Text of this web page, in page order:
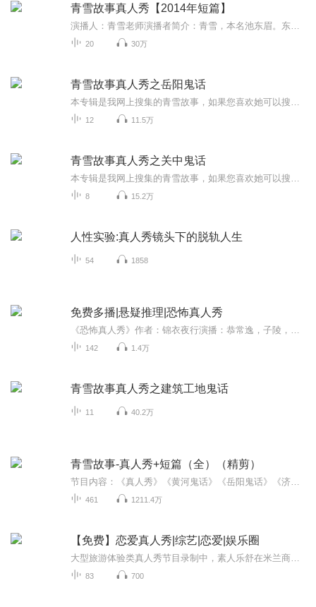
青雪故事真人秀【2014年短篇】
20 30万
青雪故事真人秀之岳阳鬼话
12 11.5万
青雪故事真人秀之关中鬼话
8 15.2万
人性实验:真人秀镜头下的脱轨人生
54 1858
免费多播|悬疑推理|恐怖真人秀
142 1.4万
青雪故事真人秀之建筑工地鬼话
11 40.2万
青雪故事-真人秀+短篇（全）（精剪）
461 1211.4万
【免费】恋爱真人秀|综艺|恋爱|娱乐圈
83 700